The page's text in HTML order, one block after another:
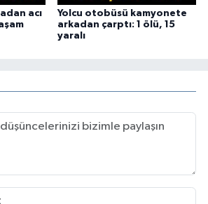
acı
Yolcu otobüsü kamyonete
arkadan çarptı: 1 ölü, 15
yaralı